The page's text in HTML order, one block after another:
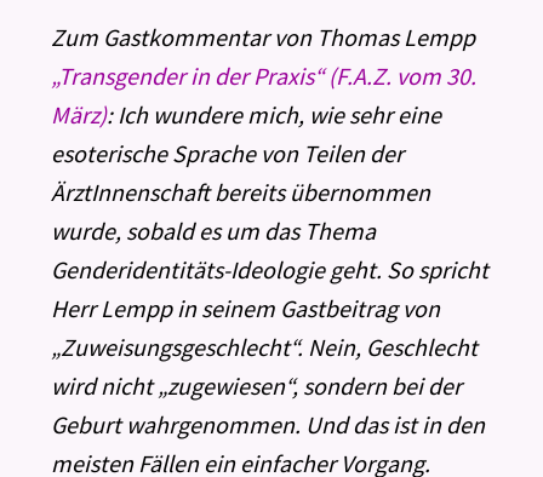
Zum Gastkommentar von Thomas Lempp
„Transgender in der Praxis“ (F.A.Z. vom 30.
März): Ich wundere mich, wie sehr eine
esoterische Sprache von Teilen der
ÄrztInnenschaft bereits übernommen
wurde, sobald es um das Thema
Genderidentitäts-Ideologie geht. So spricht
Herr Lempp in seinem Gastbeitrag von
„Zuweisungsgeschlecht“. Nein, Geschlecht
wird nicht „zugewiesen“, sondern bei der
Geburt wahrgenommen. Und das ist in den
meisten Fällen ein einfacher Vorgang.